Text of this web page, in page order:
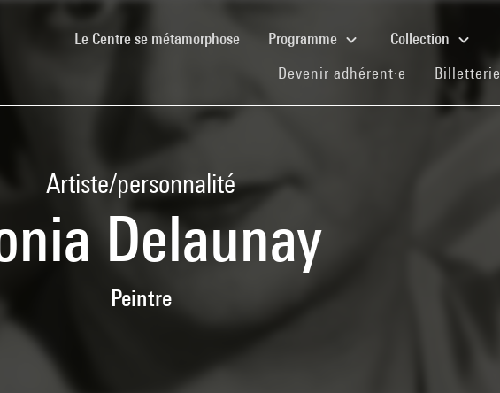
Le Centre se métamorphose(current)Programme Collection
Devenir adhérent·e (current)
Billetterie
Artiste/personnalité
Delaunay
Peintre